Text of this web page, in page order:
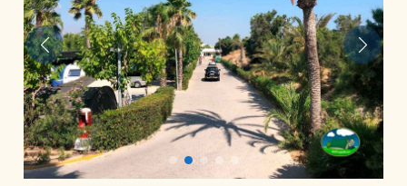
Anterior